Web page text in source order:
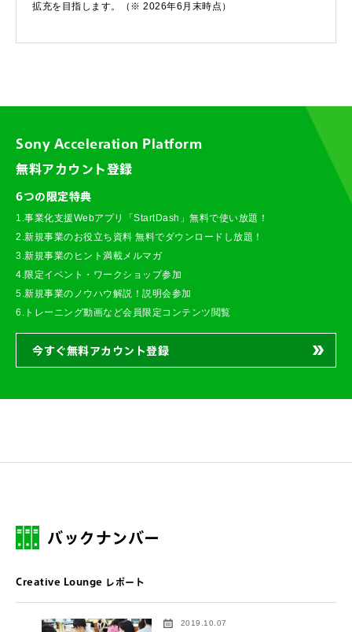
拡充を目指します。（※ 2026年6月末時点）
Sony Acceleration Platform
無料アカウント登録
6つの限定特典
1.事業化支援Webアプリ「StartDash」無料で使い放題！
2.新規事業のお役立ち資料 無料でダウンロードし放題！
3.新規事業のヒント満載メルマガ
4.限定イベント・ワークショップ参加
5.新規事業のノウハウ解説！説明会参加
6.トレーニング動画など会員限定コンテンツ閲覧
今すぐ無料アカウント登録
バックナンバー
Creative Lounge レポート
2019.10.07